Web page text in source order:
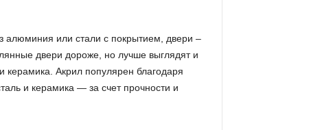
алюминия или стали с покрытием, двери –
двери дороже, но лучше выглядят и
керамика. Акрил популярен благодаря
и керамика — за счет прочности и